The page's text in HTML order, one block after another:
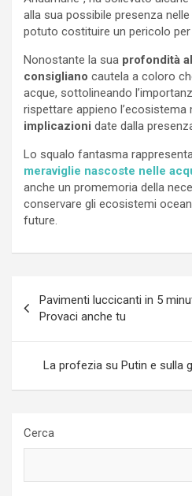
alla sua possibile presenza
potuto costituire un pericolo per
Nonostante la sua profondità
consigliano cautela a coloro
acque, sottolineando
rispettare appieno l’ecosistema
implicazioni date dalla
Lo squalo fantasma
meraviglie nascoste nelle
anche un promemoria della
conservare gli ecosistemi
future.
articoli
Pavimenti luccicanti in 5
Provaci anche tu
La profezia su Putin e sulla
Cerca